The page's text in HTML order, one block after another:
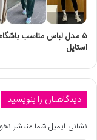
۵ مدل لباس مناسب
استایل
دیدگاهتان را بنویسید
نشانی ایمیل شما منتشر